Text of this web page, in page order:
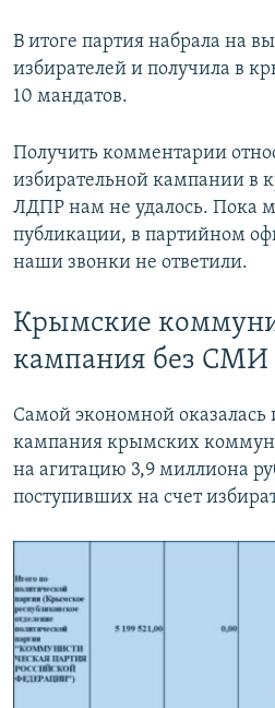
В итоге партия набрала на
избирателей и получила в
10 мандатов.
Получить комментарии
избирательной кампании в
ЛДПР нам не удалось. Пока
публикации, в партийном
наши звонки не ответили.
Крымские
кампания без СМИ
Самой экономной оказалась
кампания крымских
на агитацию 3,9 миллиона
поступивших на счет